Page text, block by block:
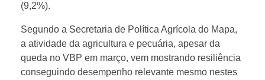
d
a
(9,2%).
Segundo a Secretaria de Política Agrícola do Mapa,
a atividade da agricultura e pecuária, apesar da
queda no VBP em março, vem mostrando resiliência
conseguindo desempenho relevante mesmo nestes